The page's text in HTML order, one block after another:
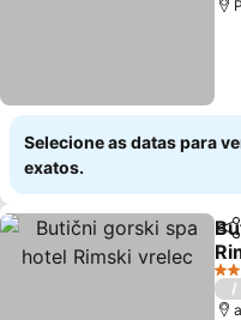
Selecione as datas para
exatos.
3
/